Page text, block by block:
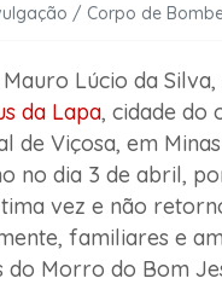
/ Corpo de
Lúcio da
da Lapa, cidade do
de Viçosa, em
no dia 3 de abril,
vez e não
familiares e
do Morro do Bom